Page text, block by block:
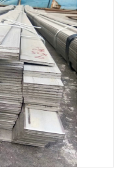
不锈钢法兰
不锈钢槽钢